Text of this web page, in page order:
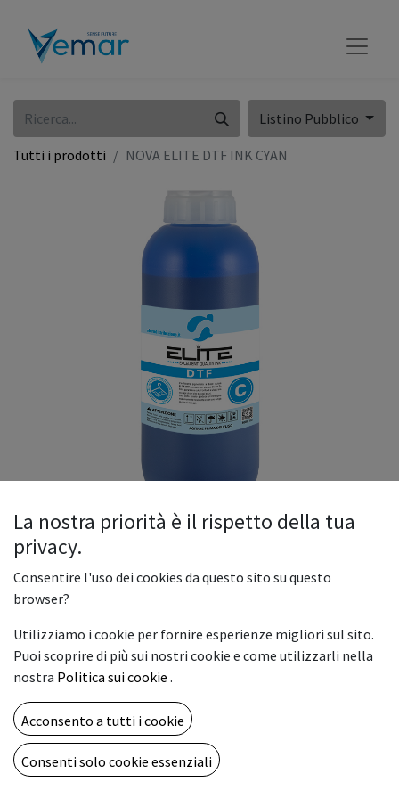
Listino Pubblico
Tutti i prodotti NOVA ELITE DTF INK CYAN
NOVA ELITE DTF INK CYAN
L’inchiostro pigmentato a base acqua ELITE-DTF, pensato
sia su capi chiari che su capi scuri.
Una volta fissato produce un’immagine estremamente
resistente e con una lunga durata ai lavaggi.
100,00€
La nostra priorità è il rispetto della tua
privacy.
Consentire l'uso dei cookies da questo sito su questo
browser?
Utilizziamo i cookie per fornire esperienze migliori sul sito.
Puoi scoprire di più sui nostri cookie e come utilizzarli nella
nostra Politica sui cookie .
Acconsento a tutti i cookie
Consenti solo cookie essenziali